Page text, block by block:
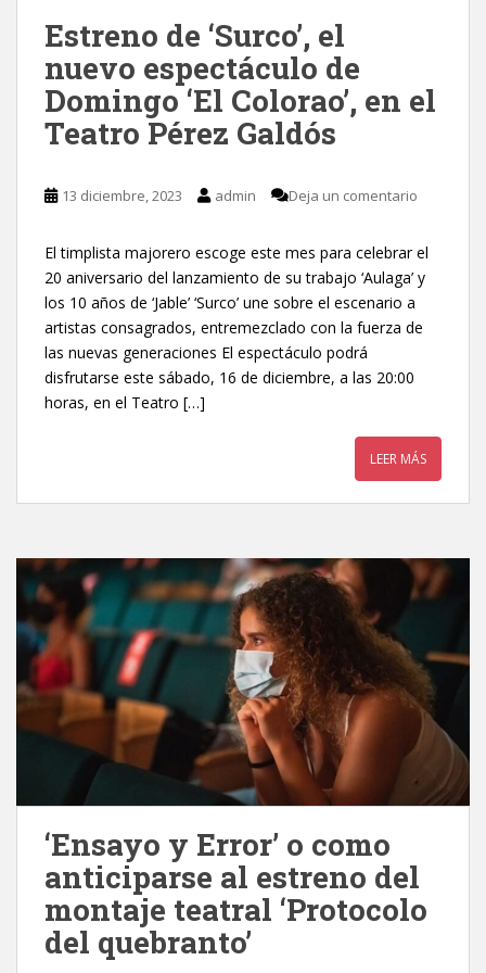
Estreno de ‘Surco’, el
nuevo espectáculo de
Domingo ‘El Colorao’, en el
Teatro Pérez Galdós
13 diciembre, 2023 admin Deja un comentario
El timplista majorero escoge este mes para celebrar el
20 aniversario del lanzamiento de su trabajo ‘Aulaga’ y
los 10 años de ‘Jable’ ‘Surco’ une sobre el escenario a
artistas consagrados, entremezclado con la fuerza de
las nuevas generaciones El espectáculo podrá
disfrutarse este sábado, 16 de diciembre, a las 20:00
horas, en el Teatro […]
LEER MÁS
‘Ensayo y Error’ o como
anticiparse al estreno del
montaje teatral ‘Protocolo
del quebranto’